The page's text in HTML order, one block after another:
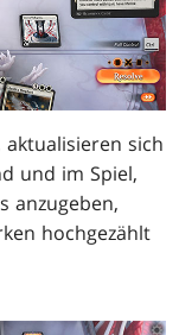
sich
und im Spiel,
anzugeben,
hochgezählt